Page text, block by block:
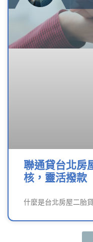
聯通貸台北房
核，靈活撥款
什麼是台北房屋二胎